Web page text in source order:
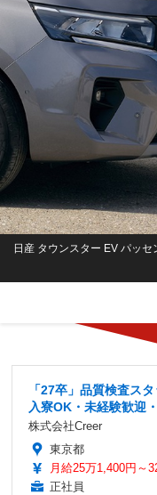
日産 タウンスター EV パッセ
「27卒」品質検査ス
入寮OK・未経験歓迎
株式会社Creer
東京都
月給25万1,400円～
正社員